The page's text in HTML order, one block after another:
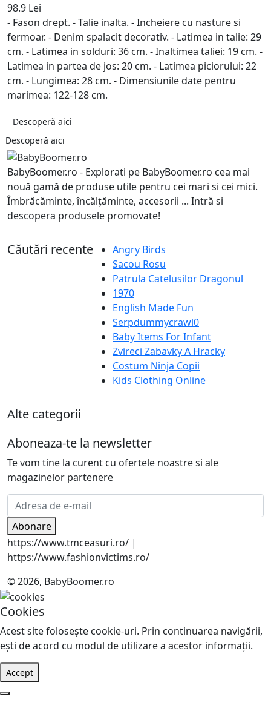
98.9 Lei
- Fason drept. - Talie inalta. - Incheiere cu nasture si
fermoar. - Denim spalacit decorativ. - Latimea in talie: 29
cm. - Latimea in solduri: 36 cm. - Inaltimea taliei: 19 cm. -
Latimea in partea de jos: 20 cm. - Latimea piciorului: 22
cm. - Lungimea: 28 cm. - Dimensiunile date pentru
marimea: 122-128 cm.
Descoperă aici
Descoperă aici
BabyBoomer.ro - Explorati pe BabyBoomer.ro cea mai
nouă gamă de produse utile pentru cei mari si cei mici.
Îmbrăcăminte, încălțăminte, accesorii ... Intră si
descopera produsele promovate!
Căutări recente
Angry Birds
Sacou Rosu
Patrula Catelusilor Dragonul
1970
English Made Fun
Serpdummycrawl0
Baby Items For Infant
Zvireci Zabavky A Hracky
Costum Ninja Copii
Kids Clothing Online
Alte categorii
Aboneaza-te la newsletter
Te vom tine la curent cu ofertele noastre si ale
magazinelor partenere
Abonare
https://www.tmceasuri.ro/ |
https://www.fashionvictims.ro/
© 2026, BabyBoomer.ro
Cookies
Acest site foloseşte cookie-uri. Prin continuarea navigării,
eşti de acord cu modul de utilizare a acestor informaţii.
Accept